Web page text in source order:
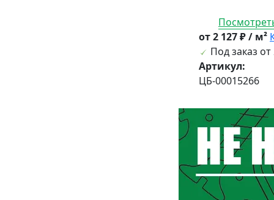
от 2 127 ₽ / м²
Под заказ от
Артикул:
ЦБ-00015266